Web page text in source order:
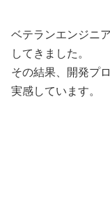
ベテランエンジニ
してきました。
その結果、開発プ
実感しています。